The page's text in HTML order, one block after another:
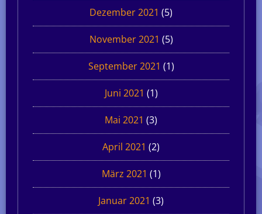
Dezember 2021 (5)
November 2021 (5)
September 2021 (1)
Juni 2021 (1)
Mai 2021 (3)
April 2021 (2)
März 2021 (1)
Januar 2021 (3)